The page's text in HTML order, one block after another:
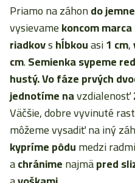
Priamo na záhondo
vysievamekoncom marca
riadkovshĺbkouasi1 cm,
cm.Semienka sypeme
hustý. Vo fáze prvých
jednotíme navzdialenosť
Väčšie, dobre vyvinuté
môžeme vysadiť na iný
kypríme pôdumedzi
achránimenajmäpred